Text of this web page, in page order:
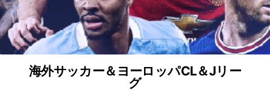
海外サッカー＆ヨーロッパCL＆Jリー
グ